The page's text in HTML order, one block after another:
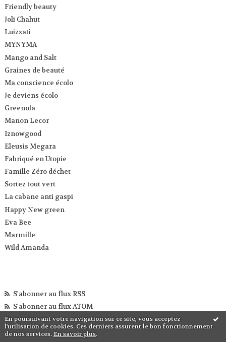
En poursuivant votre navigation sur ce site, vous acceptez
l'utilisation de cookies. Ces derniers assurent le bon fonctionnement
de nos services. En savoir plus.
Friendly beauty
Joli Chahut
Luizzati
MYNYMA
Mango and Salt
Graines de beauté
Ma conscience écolo
Je deviens écolo
Greenola
Manon Lecor
Iznowgood
Eleusis Megara
Fabriqué en Utopie
Famille Zéro déchet
Sortez tout vert
La cabane anti gaspi
Happy New green
Eva Bee
Marmille
Wild Amanda
S'abonner au flux RSS
S'abonner au flux ATOM